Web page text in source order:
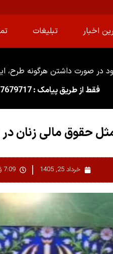
اخبار تبلیغات
صورت داشتن هرگونه طرح،
فقط از طریق پیامک : 09127679717
حقوق مالی زنان
خرداد 25, 1405 7:09 ق.ظ